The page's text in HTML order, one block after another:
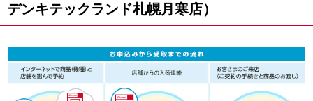
デンキテックランド札幌月寒店）